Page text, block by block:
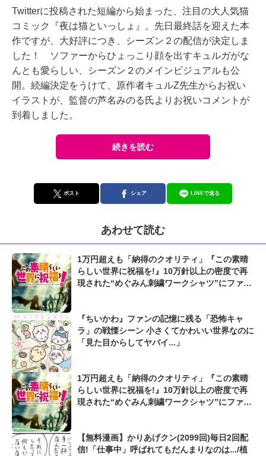
Twitterに投稿された短編から始まった、注目の大人気猫
コミック『夜は猫といっしょ』。先日最終話を迎えた本
作ですが、大好評につき、シーズン２の配信が決定しま
した！ ソファーからひょっこり顔を出すキュルガがな
んとも愛らしい、シーズン２のメインビジュアルも公
開。続編決定をうけて、原作者キュルZ先生からお祝い
イラストが、監督の芦名みのる氏よりお祝いコメントが
到着しました。
続きを読む
ポスト シェア LINEで送る
あわせて読む
1万円超えも「納得のクオリティ」『この素晴
らしい世界に祝福を!』10万針以上の密度で再
現された“めぐみん刺繍ワークシャツ”にファン
『ちいかわ』ファンの記憶に残る「恐怖キャ
ラ」の戦慄シーン 小さくてかわいい世界なのに
「見た目からしてヤバイ...」
1万円超えも「納得のクオリティ」『この素晴
らしい世界に祝福を!』10万針以上の密度で再
現された“めぐみん刺繍ワークシャツ”にファン
【無料漫画】かりあげクン(2099回)毎日2回配
信!「仕事中」呼ばれてもだんまりなのは.../植